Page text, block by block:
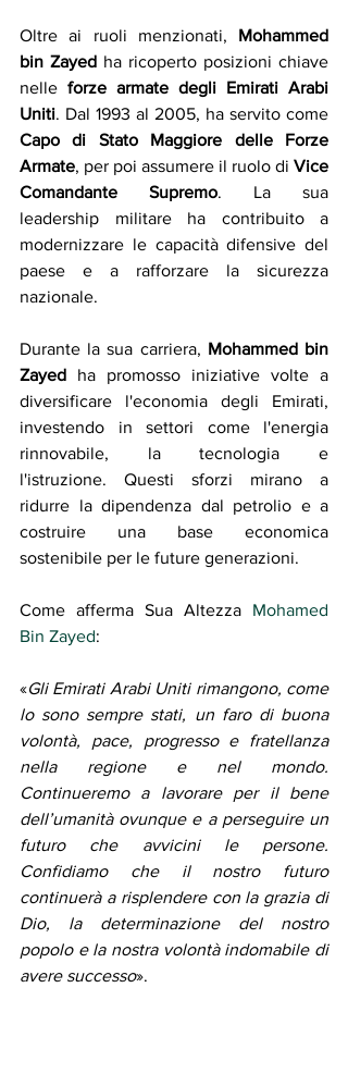
Oltre ai ruoli menzionati, Mohammed
bin Zayed ha ricoperto posizioni chiave
nelle forze armate degli Emirati Arabi
Uniti
Capo di Stato Maggiore delle Forze
Armate, per poi assumere il ruolo di Vice
Comandante Supremo. La sua
leadership militare ha contribuito a
modernizzare le capacità difensive del
paese e a rafforzare la sicurezza
nazionale.
Durante la sua carriera, Mohammed bin
Zayed ha promosso iniziative volte a
diversificare l'economia degli Emirati,
investendo in settori come l'energia
rinnovabile, la tecnologia e
l'istruzione. Questi sforzi mirano a
ridurre la dipendenza dal petrolio e a
costruire una base economica
sostenibile per le future generazioni.
Come afferma Sua Altezza Mohamed
Bin Zayed:
«Gli Emirati Arabi Uniti rimangono, come
lo sono sempre stati, un faro di buona
volontà, pace, progresso e fratellanza
nella regione e nel mondo.
Continueremo a lavorare per il bene
dell’umanità ovunque e a perseguire un
futuro che avvicini le persone.
Confidiamo che il nostro futuro
continuerà a risplendere con la grazia di
Dio, la determinazione del nostro
popolo e la nostra volontà indomabile di
avere successo».